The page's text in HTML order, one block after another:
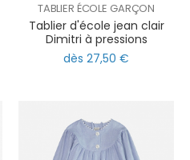
TABLIER ÉCOLE GARÇON
Tablier d'école jean clair
Dimitri à pressions
dès 27,50 €